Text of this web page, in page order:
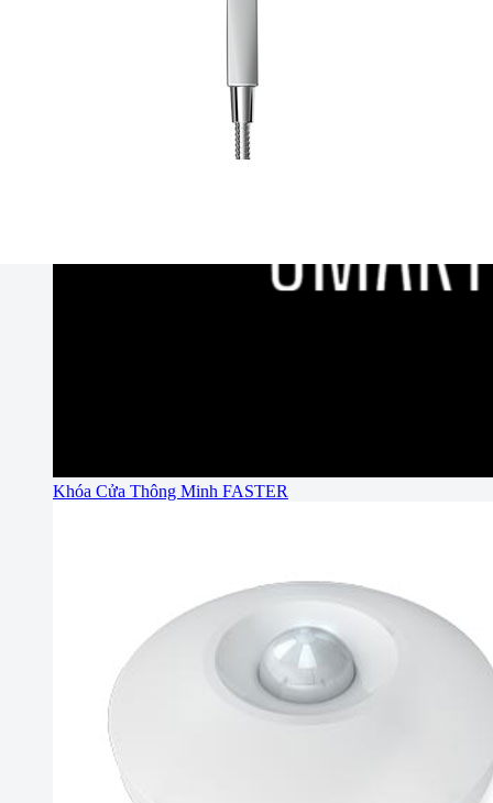
Khóa Cửa Thông Minh FASTER